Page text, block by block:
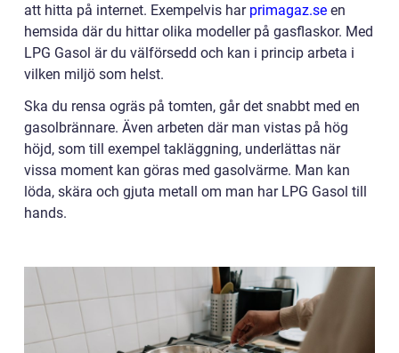
att hitta på internet. Exempelvis har primagaz.se en
hemsida där du hittar olika modeller på gasflaskor. Med
LPG Gasol är du välförsedd och kan i princip arbeta i
vilken miljö som helst.
Ska du rensa ogräs på tomten, går det snabbt med en
gasolbrännare. Även arbeten där man vistas på hög
höjd, som till exempel takläggning, underlättas när
vissa moment kan göras med gasolvärme. Man kan
löda, skära och gjuta metall om man har LPG Gasol till
hands.